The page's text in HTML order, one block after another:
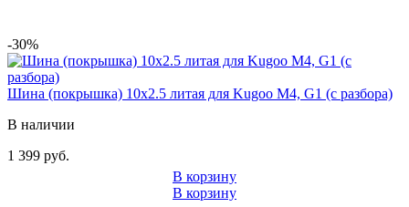
-30%
Шина (покрышка) 10x2.5 литая для Kugoo M4, G1 (с разбора)
В наличии
1 399 руб.
В корзину
В корзину